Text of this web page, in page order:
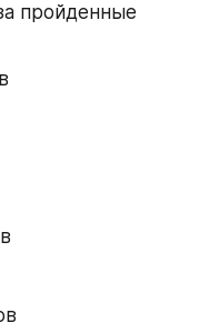
пройденные